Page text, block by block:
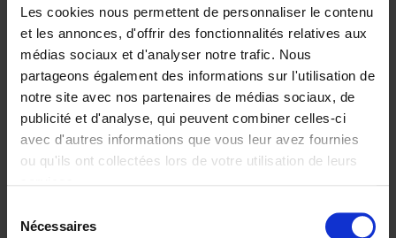
Les cookies nous permettent de personnaliser le contenu
et les annonces, d'offrir des fonctionnalités relatives aux
médias sociaux et d'analyser notre trafic. Nous
partageons également des informations sur l'utilisation de
notre site avec nos partenaires de médias sociaux, de
publicité et d'analyse, qui peuvent combiner celles-ci
avec d'autres informations que vous leur avez fournies
ou qu'ils ont collectées lors de votre utilisation de leurs
Nécessaires
Building Bonds = Building
Business
Jochen Roef Jozefien De Feyter
Carolien Boom
Couverture souple
2025 200
€29,99